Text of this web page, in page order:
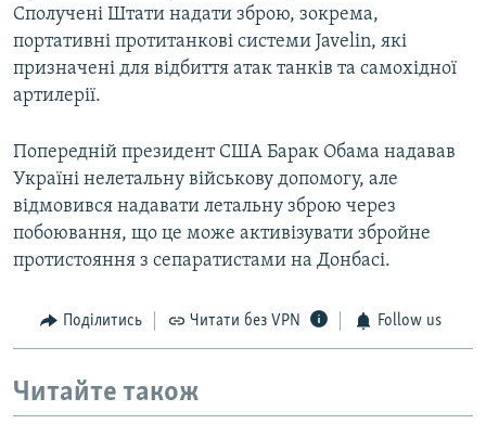
Сполучені Штати надати зброю, зокрема,
портативні протитанкові системи Javelin, які
призначені для відбиття атак танків та самохідної
артилерії.
Попередній президент США Барак Обама надавав
Україні нелетальну військову допомогу, але
відмовився надавати летальну зброю через
побоювання, що це може активізувати збройне
протистояння з сепаратистами на Донбасі.
Поділитись Читати без VPN Follow us
Читайте також